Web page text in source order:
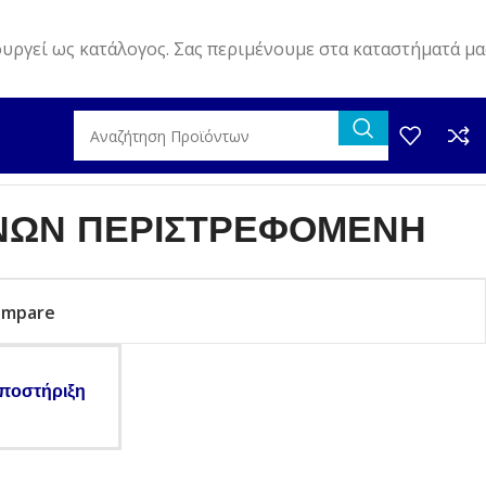
ως κατάλογος. Σας περιμένουμε στα καταστήματά
ΠΕΡΙΣΤΡΕΦΟΜΕΝΗ